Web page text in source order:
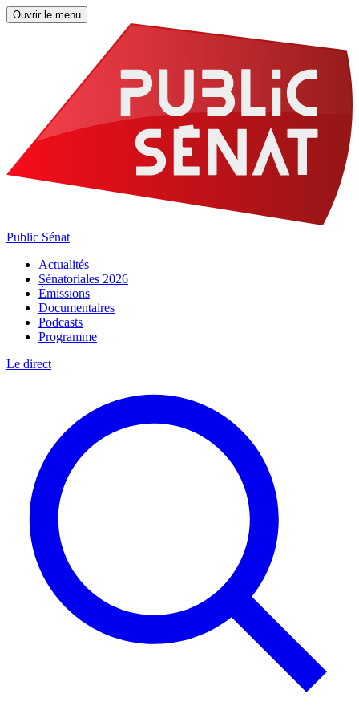
Ouvrir le menu
Public Sénat
Actualités
Sénatoriales 2026
Émissions
Documentaires
Podcasts
Programme
Le direct